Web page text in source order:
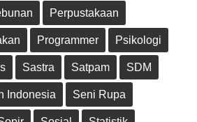
Perpustakaan
Programmer Psikologi
Sastra Satpam SDM
Indonesia Seni Rupa